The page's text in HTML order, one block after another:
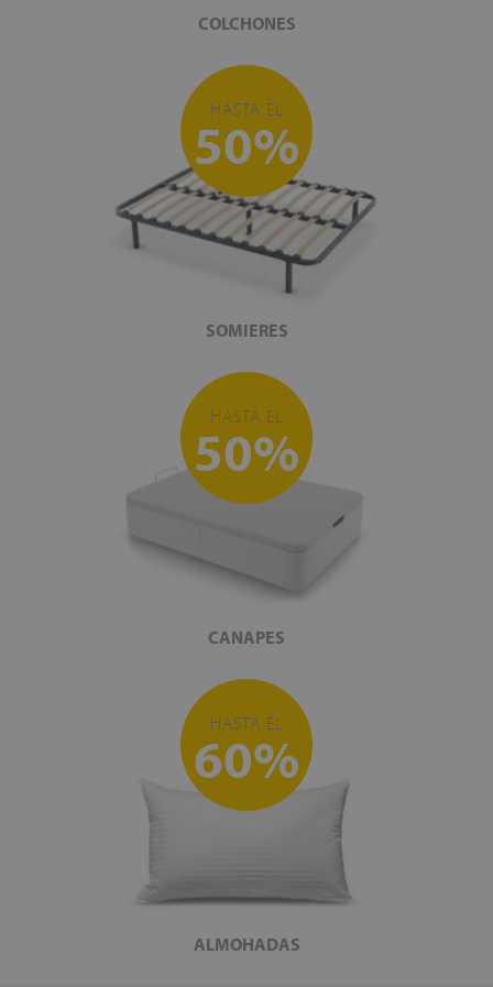
COLCHONES
HASTA EL
50%
SOMIERES
HASTA EL
50%
CANAPES
HASTA EL
60%
ALMOHADAS